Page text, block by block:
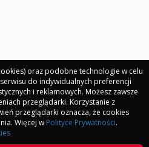
cookies
oraz podobne technologie w celu
do indywidualnych preferencji
i reklamowych. Możesz zawsze
przeglądarki. Korzystanie z
przeglądarki oznacza, że cookies
Więcej w Polityce Prywatności.